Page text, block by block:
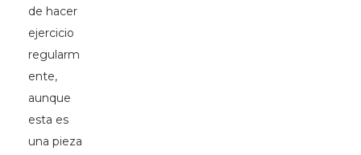
de hacer
ejercicio
regularm
ente,
aunque
esta es
una pieza